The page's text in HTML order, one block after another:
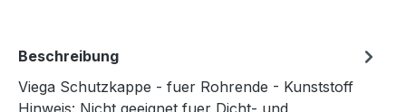
Beschreibung
Viega Schutzkappe - fuer Rohrende - Kunststoff